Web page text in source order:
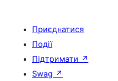
Приєднатися
Події
Підтримати ↗
Swag ↗